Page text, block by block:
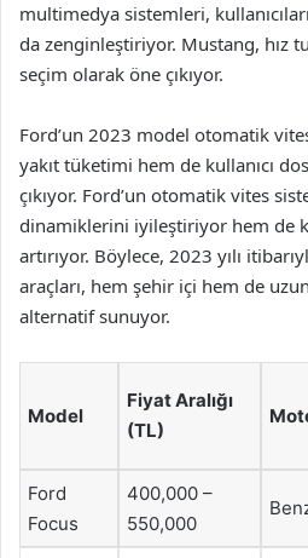
multimedya sistemleri,
da zenginleştiriyor. Mustang, hız
seçim olarak öne çıkıyor.
Ford’un 2023 model otomatik
yakıt tüketimi hem de kullanıcı
çıkıyor. Ford’un otomatik vites
dinamiklerini iyileştiriyor hem de
artırıyor. Böylece, 2023 yılı
araçları, hem şehir içi hem de
alternatif sunuyor.
Model
Fiyat Aralığı
(TL)
Ford
Focus
400,000 –
550,000